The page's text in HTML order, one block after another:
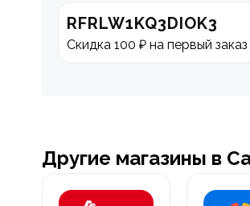
RFRLW1KQ3DIOK3
Скидка 100 ₽ на первый
Другие магазины в